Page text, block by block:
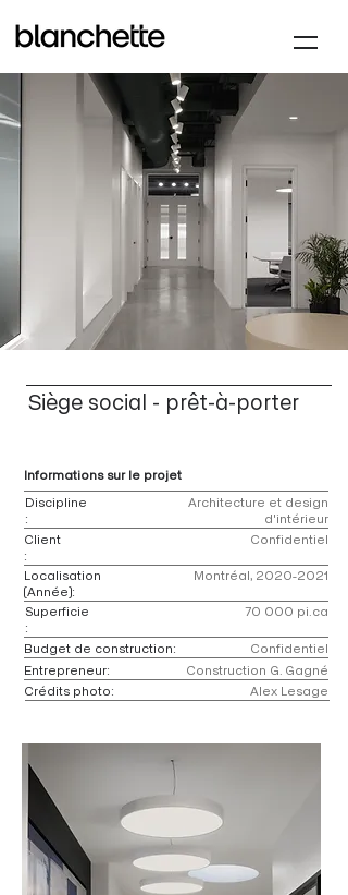
Siège social - prêt-à-porter
Informations sur le projet
Discipline
:
Architecture et design
d'intérieur
Client
:
Confidentiel
Localisation
(Année):
Montréal, 2020-2021
Superficie
:
70 000 pi.ca
Budget de construction:
Confidentiel
Entrepreneur:
Construction G. Gagné
Crédits photo:
Alex Lesage